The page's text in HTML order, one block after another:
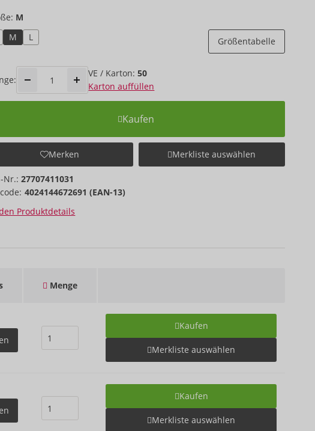
M
M L Größentabelle
VE / Karton:50
Karton auffüllen
Kaufen
Merken Merkliste auswählen
Nr.:27707411031
4024144672691 (EAN-13)
Produktdetails
Menge
Kaufen
Merkliste auswählen
Kaufen
Merkliste auswählen